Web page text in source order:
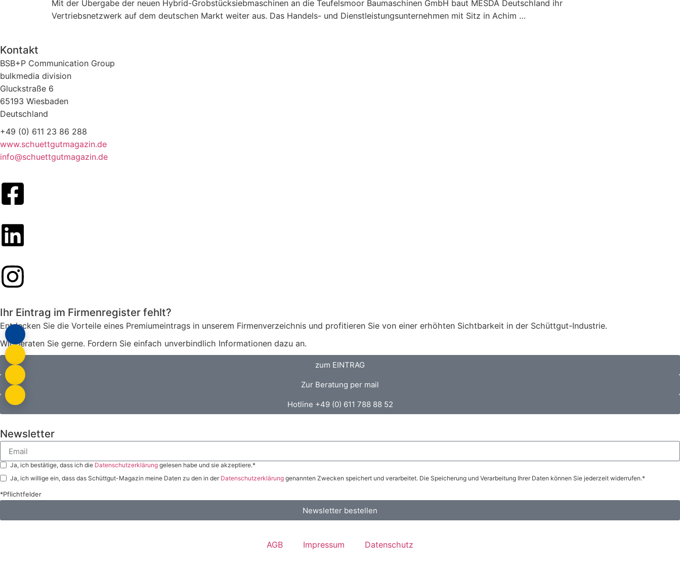
Mit der Übergabe der neuen Hybrid-Grobstücksiebmaschinen an die Teufelsmoor Baumaschinen GmbH baut MESDA Deutschland ihr
Vertriebsnetzwerk auf dem deutschen Markt weiter aus. Das Handels- und Dienstleistungsunternehmen mit Sitz in Achim …
Kontakt
BSB+P Communication Group
bulkmedia division
Gluckstraße 6
65193 Wiesbaden
Deutschland
+49 (0) 611 23 86 288
www.schuettgutmagazin.de
info@schuettgutmagazin.de
Ihr Eintrag im Firmenregister fehlt?
Entdecken Sie die Vorteile eines Premiumeintrags in unserem Firmenverzeichnis und profitieren Sie von einer erhöhten Sichtbarkeit in der Schüttgut-Industrie.
Wir beraten Sie gerne. Fordern Sie einfach unverbindlich Informationen dazu an.
zum EINTRAG
Zur Beratung per mail
Hotline +49 (0) 611 788 88 52
Newsletter
Ja, ich bestätige, dass ich die Datenschutzerklärung gelesen habe und sie akzeptiere.*
Ja, ich willige ein, dass das Schüttgut-Magazin meine Daten zu den in der Datenschutzerklärung genannten Zwecken speichert und verarbeitet. Die Speicherung und Verarbeitung Ihrer Daten können Sie jederzeit widerrufen.*
*Pflichtfelder
Newsletter bestellen
AGB Impressum Datenschutz